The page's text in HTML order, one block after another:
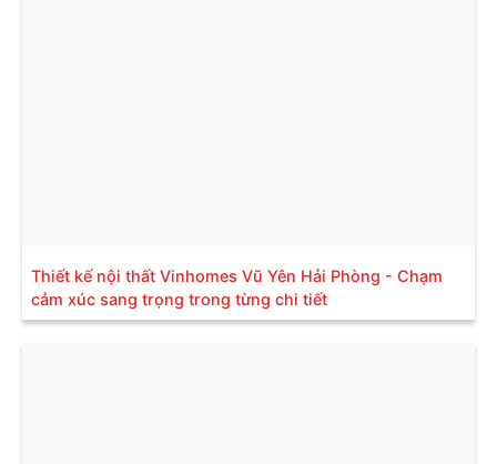
Thiết kế nội thất Vinhomes Vũ Yên Hải Phòng - Chạm
cảm xúc sang trọng trong từng chi tiết